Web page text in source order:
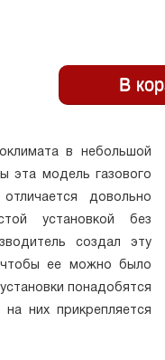
в небольшой
эта модель газового
довольно
установкой без
создал эту
чтобы ее можно было
понадобятся
них прикрепляется